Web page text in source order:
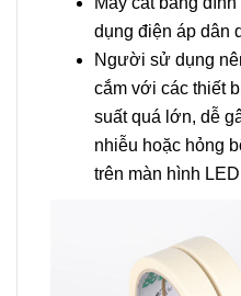
dụng điện áp dân
Người sử dụng
cắm với các thiết
suất quá lớn, dễ
nhiễu hoặc hỏng
trên màn hình